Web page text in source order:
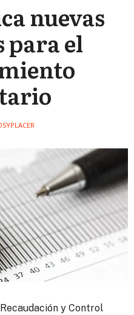
nuevas
para el
y Control